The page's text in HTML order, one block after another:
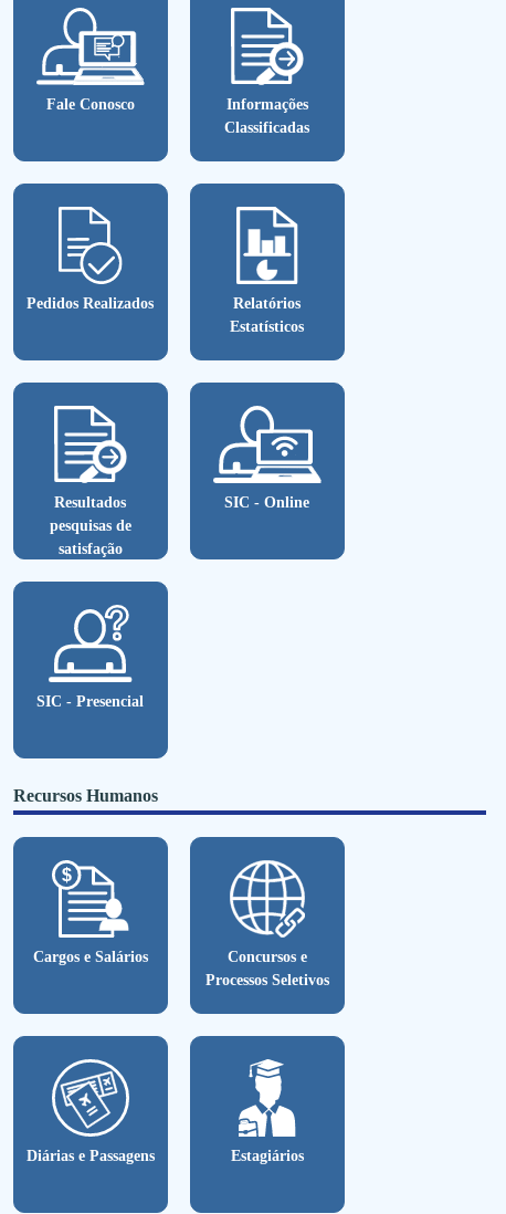
Fale Conosco
Informações
Classificadas
Pedidos Realizados
Relatórios
Estatísticos
Resultados
pesquisas de
satisfação
SIC - Online
SIC - Presencial
Recursos Humanos
Cargos e Salários
Concursos e
Processos Seletivos
Diárias e Passagens Estagiários